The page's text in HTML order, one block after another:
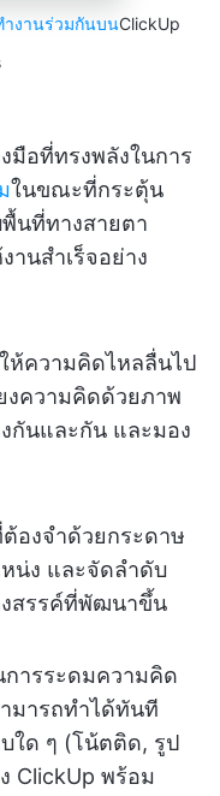
ำงานร่วมกันบนClickUp
งมือที่ทรงพลังในการ
ในขณะที่กระตุ้น
นที่ทางสายตา
านสำเร็จอย่าง
ห้ความคิดไหลลื่นไป
งความคิดด้วยภาพ
กันและกัน และมอง
องจำด้วยกระดาษ
น่ง และจัดลำดับ
สรรค์ที่พัฒนาขึ้น
ารระดมความคิด
มารถทำได้ทันที
ใด ๆ (โน้ตติด, รูป
ClickUp พร้อม